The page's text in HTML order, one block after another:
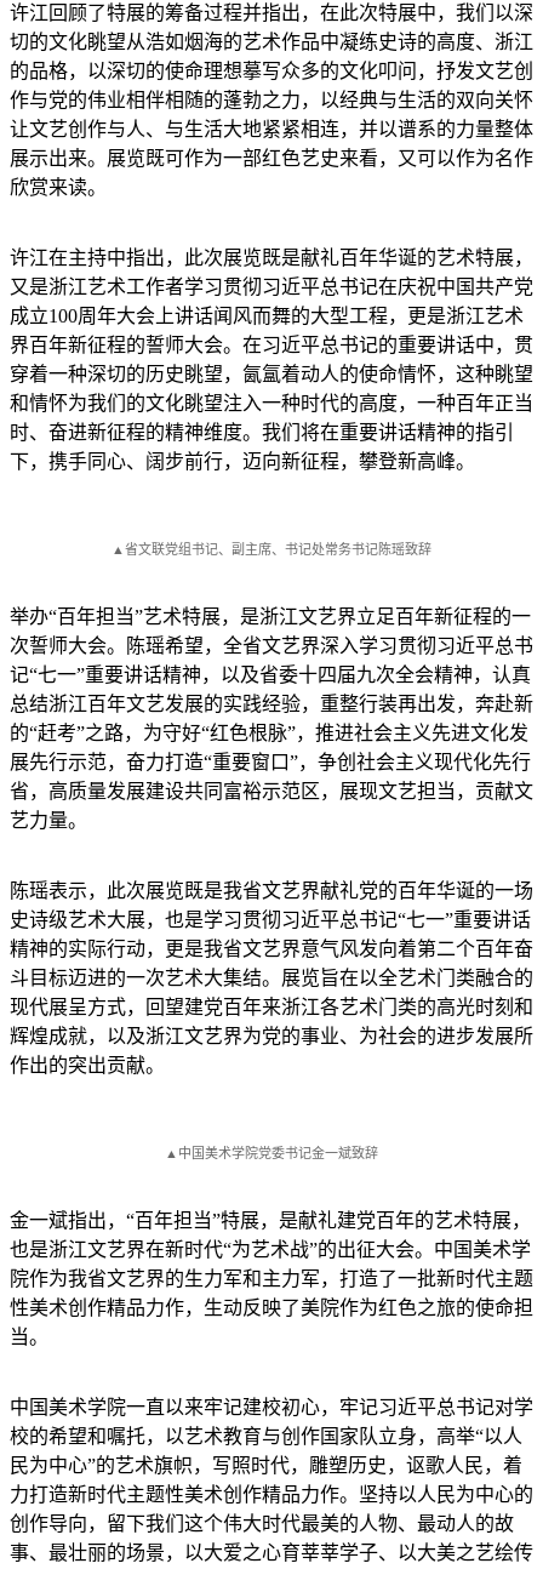
许江回顾了特展的筹备过程并指出，在此次特展中，我们以深
切的文化眺望从浩如烟海的艺术作品中凝练史诗的高度、浙江
的品格，以深切的使命理想摹写众多的文化叩问，抒发文艺创
作与党的伟业相伴相随的蓬勃之力，以经典与生活的双向关怀
让文艺创作与人、与生活大地紧紧相连，并以谱系的力量整体
展示出来。展览既可作为一部红色艺史来看，又可以作为名作
欣赏来读。
许江在主持中指出，此次展览既是献礼百年华诞的艺术特展，
又是浙江艺术工作者学习贯彻习近平总书记在庆祝中国共产党
成立100周年大会上讲话闻风而舞的大型工程，更是浙江艺术
界百年新征程的誓师大会。在习近平总书记的重要讲话中，贯
穿着一种深切的历史眺望，氤氲着动人的使命情怀，这种眺望
和情怀为我们的文化眺望注入一种时代的高度，一种百年正当
时、奋进新征程的精神维度。我们将在重要讲话精神的指引
下，携手同心、阔步前行，迈向新征程，攀登新高峰。
▲省文联党组书记、副主席、书记处常务书记陈瑶致辞
举办“百年担当”艺术特展，是浙江文艺界立足百年新征程的一
次誓师大会。陈瑶希望，全省文艺界深入学习贯彻习近平总书
记“七一”重要讲话精神，以及省委十四届九次全会精神，认真
总结浙江百年文艺发展的实践经验，重整行装再出发，奔赴新
的“赶考”之路，为守好“红色根脉”，推进社会主义先进文化发
展先行示范，奋力打造“重要窗口”，争创社会主义现代化先行
省，高质量发展建设共同富裕示范区，展现文艺担当，贡献文
艺力量。
陈瑶表示，此次展览既是我省文艺界献礼党的百年华诞的一场
史诗级艺术大展，也是学习贯彻习近平总书记“七一”重要讲话
精神的实际行动，更是我省文艺界意气风发向着第二个百年奋
斗目标迈进的一次艺术大集结。展览旨在以全艺术门类融合的
现代展呈方式，回望建党百年来浙江各艺术门类的高光时刻和
辉煌成就，以及浙江文艺界为党的事业、为社会的进步发展所
作出的突出贡献。
▲中国美术学院党委书记金一斌致辞
金一斌指出，“百年担当”特展，是献礼建党百年的艺术特展，
也是浙江文艺界在新时代“为艺术战”的出征大会。中国美术学
院作为我省文艺界的生力军和主力军，打造了一批新时代主题
性美术创作精品力作，生动反映了美院作为红色之旅的使命担
当。
中国美术学院一直以来牢记建校初心，牢记习近平总书记对学
校的希望和嘱托，以艺术教育与创作国家队立身，高举“以人
民为中心”的艺术旗帜，写照时代，雕塑历史，讴歌人民，着
力打造新时代主题性美术创作精品力作。坚持以人民为中心的
创作导向，留下我们这个伟大时代最美的人物、最动人的故
事、最壮丽的场景，以大爱之心育莘莘学子、以大美之艺绘传